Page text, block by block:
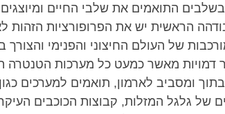
התואמים את שלבי החיים
הראשית יש את הפרופורציות הזהות
של העולם החיצוני והפנימי
דמויות מאשר כמעט כל מערכות הטנטרה
השונים מִבֵּין 722, בתוך ומסביב לארמון, תואמים
של גלגל המזלות, קבוצות הכוכבים